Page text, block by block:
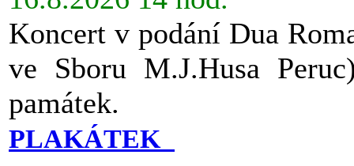
Koncert v podání Dua
ve Sboru M.J.Husa
památek.
PLAKÁTEK